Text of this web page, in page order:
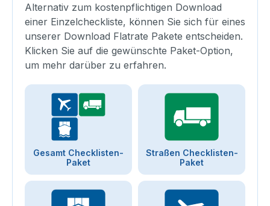
Alternativ zum kostenpflichtigen Download
einer Einzelcheckliste, können Sie sich für eines
unserer Download Flatrate Pakete entscheiden.
Klicken Sie auf die gewünschte Paket-Option,
um mehr darüber zu erfahren.
Gesamt Checklisten-
Paket
Straßen Checklisten-
Paket